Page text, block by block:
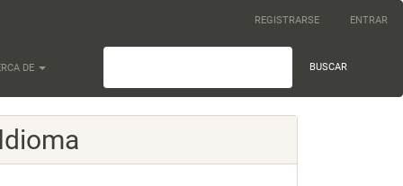
REGISTRARSE ENTRAR
DE BUSCAR
Idioma